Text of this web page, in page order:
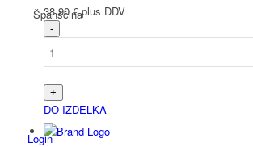
Španščina
Login
38,90€ plus DDV
DO IZDELKA